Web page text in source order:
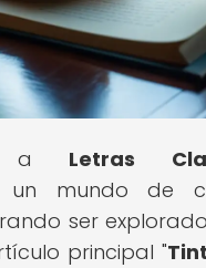
a Letras
un mundo de
ser
principal "